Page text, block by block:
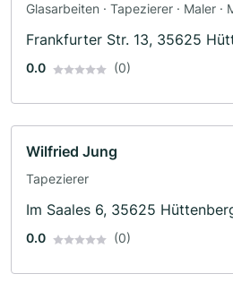
Glasarbeiten · Tapezierer · Maler ·
Frankfurter Str. 13, 35625
0.0 (0)
Wilfried Jung
Tapezierer
Im Saales 6, 35625
0.0 (0)